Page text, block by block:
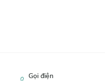
Gọi điện